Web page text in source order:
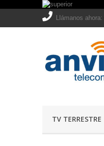
Llámanos ahora:
TV TERRESTRE